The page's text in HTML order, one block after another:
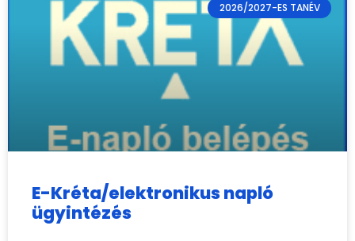
2026/2027-ES TANÉV
E-Kréta/elektronikus napló
ügyintézés